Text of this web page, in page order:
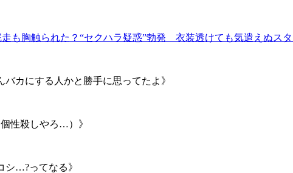
も胸触られた？“セクハラ疑惑”勃発 衣装透けても気遣えぬスタ
カにする人かと勝手に思ってたよ》
性殺しやろ…）》
シ…?ってなる》